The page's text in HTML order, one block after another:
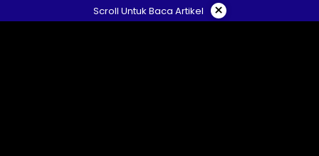
ke
Scroll Untuk Baca Artikel ×